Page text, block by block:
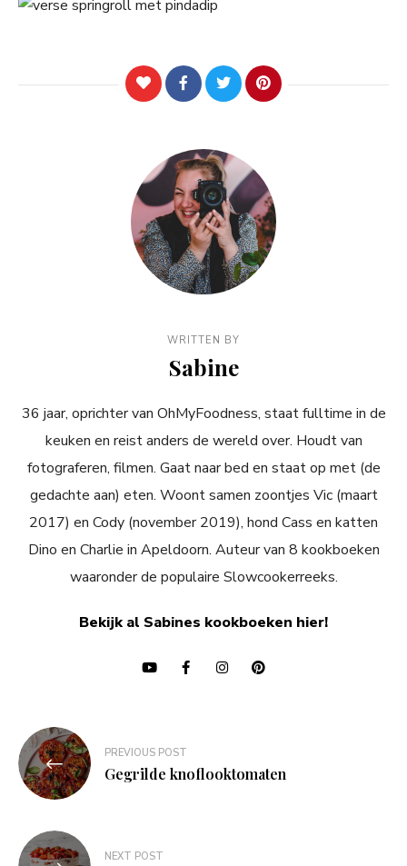
WRITTEN BY
Sabine
36 jaar, oprichter van OhMyFoodness, staat fulltime in de
keuken en reist anders de wereld over. Houdt van
fotograferen, filmen. Gaat naar bed en staat op met (de
gedachte aan) eten. Woont samen zoontjes Vic (maart
2017) en Cody (november 2019), hond Cass en katten
Dino en Charlie in Apeldoorn. Auteur van 8 kookboeken
waaronder de populaire Slowcookerreeks.
Bekijk al Sabines kookboeken hier!
Bericht
navigatie
PREVIOUS POST
Gegrilde knoflooktomaten
NEXT POST